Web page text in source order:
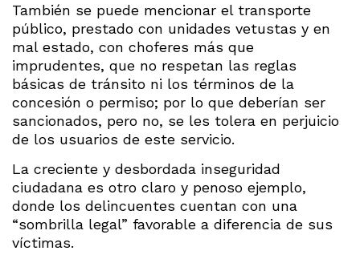
También se puede mencionar el transporte
público, prestado con unidades vetustas y en
mal estado, con choferes más que
imprudentes, que no respetan las reglas
básicas de tránsito ni los términos de la
concesión o permiso; por lo que deberían ser
sancionados, pero no, se les tolera en perjuicio
de los usuarios de este servicio.
La creciente y desbordada inseguridad
ciudadana es otro claro y penoso ejemplo,
donde los delincuentes cuentan con una
“sombrilla legal” favorable a diferencia de sus
víctimas.